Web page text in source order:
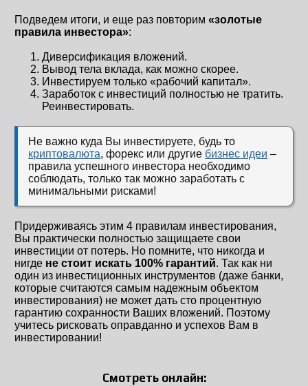
Подведем итоги, и еще раз повторим «золотые
правила инвестора»:
Диверсификация вложений.
Вывод тела вклада, как можно скорее.
Инвестируем только «рабочий капитал».
Заработок с инвестиций полностью не тратить.
Реинвестировать.
Не важно куда Вы инвестируете, будь то
криптовалюта, форекс или другие бизнес идеи –
правила успешного инвестора необходимо
соблюдать, только так можно заработать с
минимальными рисками!
Придерживаясь этим 4 правилам инвестирования,
Вы практически полностью защищаете свои
инвестиции от потерь. Но помните, что никогда и
нигде не стоит искать 100% гарантий. Так как ни
один из инвестиционных инструментов (даже банки,
которые считаются самым надежным объектом
инвестирования) не может дать сто процентную
гарантию сохранности Ваших вложений. Поэтому
учитесь рисковать оправданно и успехов Вам в
инвестировании!
Смотреть онлайн: